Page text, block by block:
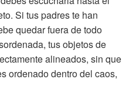
Si tus padres te han
quedar fuera de todo
tus objetos de
alineados, sin que
ordenado dentro del caos,